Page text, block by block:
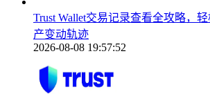
Trust Wallet交易记录查看全攻略，
产变动轨迹
2026-08-08 19:57:52